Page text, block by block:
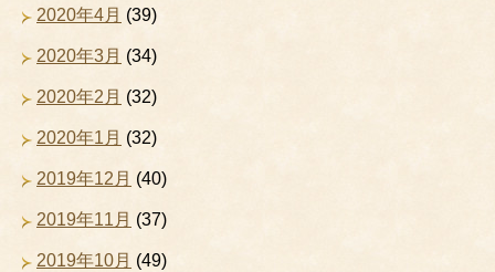
2020年4月 (39)
2020年3月 (34)
2020年2月 (32)
2020年1月 (32)
2019年12月 (40)
2019年11月 (37)
2019年10月 (49)